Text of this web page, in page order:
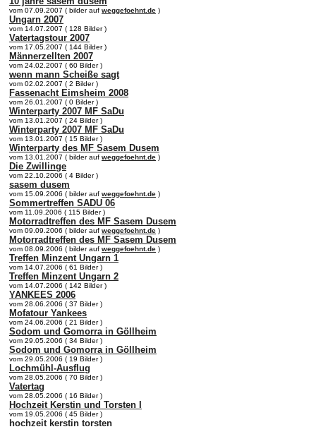
vom 07.09.2007 ( bilder auf weggefoehnt.de )
Ungarn 2007
vom 14.07.2007 ( 128 Bilder )
Vatertagstour 2007
vom 17.05.2007 ( 144 Bilder )
Männerzellten 2007
vom 24.02.2007 ( 60 Bilder )
wenn mann Scheiße sagt
vom 02.02.2007 ( 2 Bilder )
Fassenacht Eimsheim 2008
vom 26.01.2007 ( 0 Bilder )
Winterparty 2007 MF SaDu
vom 13.01.2007 ( 24 Bilder )
Winterparty 2007 MF SaDu
vom 13.01.2007 ( 15 Bilder )
Winterparty des MF Sasem Dusem
vom 13.01.2007 ( bilder auf weggefoehnt.de )
Die Zwillinge
vom 22.10.2006 ( 4 Bilder )
sasem dusem
vom 15.09.2006 ( bilder auf weggefoehnt.de )
Sommertreffen SADU 06
vom 11.09.2006 ( 115 Bilder )
Motorradtreffen des MF Sasem Dusem
vom 09.09.2006 ( bilder auf weggefoehnt.de )
Motorradtreffen des MF Sasem Dusem
vom 08.09.2006 ( bilder auf weggefoehnt.de )
Treffen Minzent Ungarn 1
vom 14.07.2006 ( 61 Bilder )
Treffen Minzent Ungarn 2
vom 14.07.2006 ( 142 Bilder )
YANKEES 2006
vom 28.06.2006 ( 37 Bilder )
Mofatour Yankees
vom 24.06.2006 ( 21 Bilder )
Sodom und Gomorra in Göllheim
vom 29.05.2006 ( 34 Bilder )
Sodom und Gomorra in Göllheim
vom 29.05.2006 ( 19 Bilder )
Lochmühl-Ausflug
vom 28.05.2006 ( 70 Bilder )
Vatertag
vom 28.05.2006 ( 16 Bilder )
Hochzeit Kerstin und Torsten I
vom 19.05.2006 ( 45 Bilder )
hochzeit kerstin torsten